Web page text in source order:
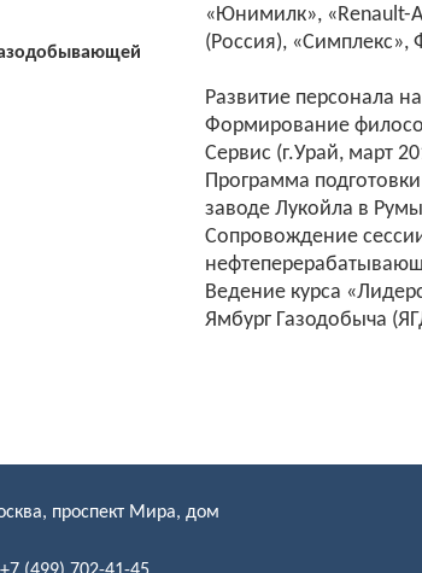
«Юнимилк»,
(Россия), «Симплекс»,
Развитие персонала
Формирование
Сервис (г.Урай, март
Программа
заводе Лукойла в
Сопровождение
Ведение курса
Ямбург Газодобыча
проспект Мира, дом